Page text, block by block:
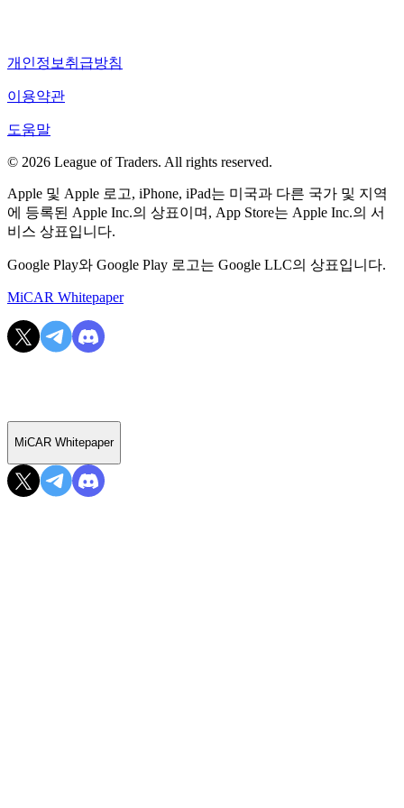
개인정보취급방침
이용약관
도움말
© 2026 League of Traders. All rights reserved.
Apple 및 Apple 로고, iPhone, iPad는 미국과 다른 국가 및 지역
에 등록된 Apple Inc.의 상표이며, App Store는 Apple Inc.의 서
비스 상표입니다.
Google Play와 Google Play 로고는 Google LLC의 상표입니다.
MiCAR Whitepaper
MiCAR Whitepaper